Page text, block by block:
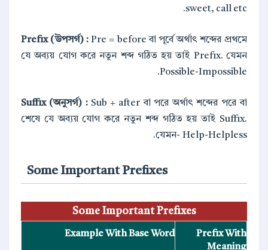
sweet, call etc.
Prefix (উপসর্গ) :Pre = before বা পূর্বে অর্থাৎ শব্দের প্রথমে
যে অব্যয় যোগ করে নতুন শব্দ গঠিত হয় তাই Prefix. যেমন
Possible-Impossible.
Suffix (অনুসর্গ) : Sub + after বা পরে অর্থাৎ শব্দের পরে বা
শেষে যে অব্যয় যোগ করে নতুন শব্দ গঠিত হয় তাই Suffix.
যেমন- Help-Helpless.
Some Important Prefixes
Some Important Prefixes
Prefix With
Meaning
Example With Base Word